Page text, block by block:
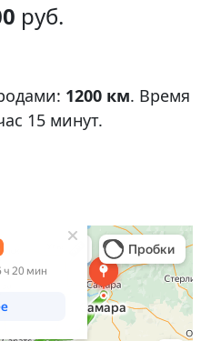
руб.
1200 км. Время
15 минут.